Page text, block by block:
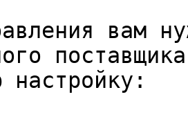
вам
настройку: